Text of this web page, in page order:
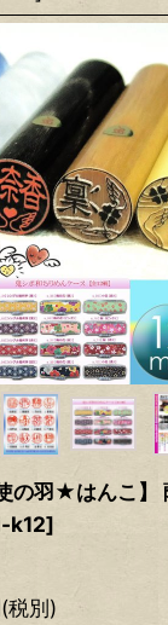
の羽★はんこ】
k12]
(税別)